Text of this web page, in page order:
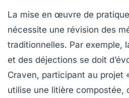
La mise en œuvre de
nécessite une révision des
traditionnelles. Par exemple,
et des déjections se doit
Craven, participant au projet
utilise une litière compostée,